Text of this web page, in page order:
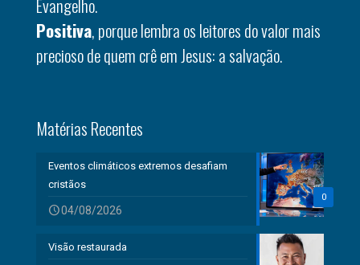
Evangelho.
Positiva, porque lembra os leitores do valor mais
precioso de quem crê em Jesus: a salvação.
Matérias Recentes
0
Eventos climáticos extremos desafiam
cristãos
04/08/2026
Visão restaurada